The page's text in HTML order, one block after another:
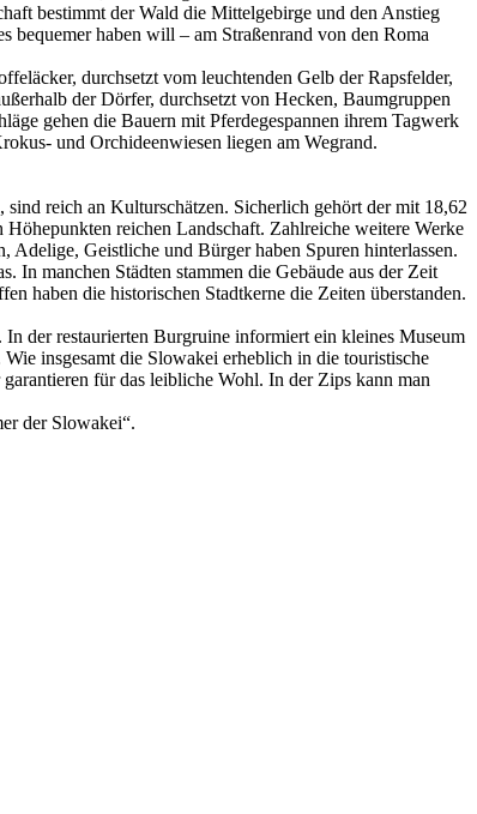
bestimmt der Wald die Mittelgebirge und den Anstieg
haben will – am Straßenrand von den Roma
durchsetzt vom leuchtenden Gelb der Rapsfelder,
der Dörfer, durchsetzt von Hecken, Baumgruppen
gehen die Bauern mit Pferdegespannen ihrem Tagwerk
und Orchideenwiesen liegen am Wegrand.
reich an Kulturschätzen. Sicherlich gehört der mit 18,62
reichen Landschaft. Zahlreiche weitere Werke
Geistliche und Bürger haben Spuren hinterlassen.
In manchen Städten stammen die Gebäude aus der Zeit
haben die historischen Stadtkerne die Zeiten überstanden.
der restaurierten Burgruine informiert ein kleines Museum
insgesamt die Slowakei erheblich in die touristische
für das leibliche Wohl. In der Zips kann man
der Slowakei“.